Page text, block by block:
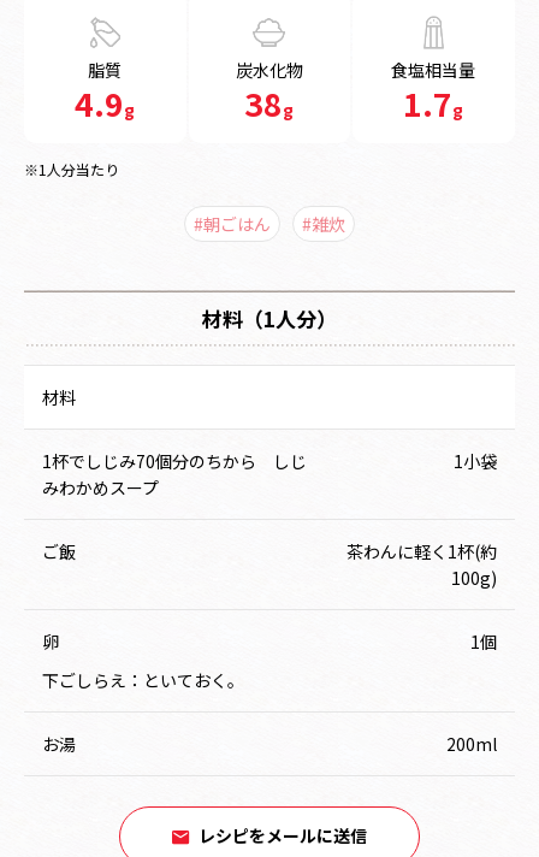
脂質
4.9g
炭水化物
38g
食塩相当量
1.7g
※1人分当たり
#朝ごはん #雑炊
材料（1人分）
材料
1杯でしじみ70個分のちから しじ
みわかめスープ
1小袋
ご飯
茶わんに軽く1杯(約
100g)
卵
1個
下ごしらえ：といておく。
お湯 200ml
レシピをメールに送信